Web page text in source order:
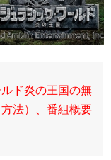
ド炎の王国の無
法）、番組概要